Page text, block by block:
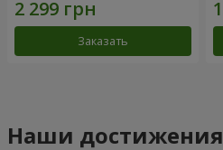
Заказать
Наши достижения